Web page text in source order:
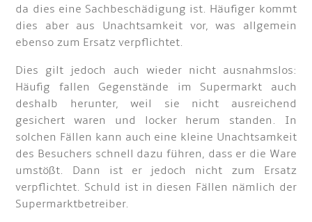
da dies eine Sachbeschädigung ist. Häufiger kommt
dies aber aus Unachtsamkeit vor, was allgemein
ebenso zum Ersatz verpflichtet.
Dies gilt jedoch auch wieder nicht ausnahmslos:
Häufig fallen Gegenstände im Supermarkt auch
deshalb herunter, weil sie nicht ausreichend
gesichert waren und locker herum standen. In
solchen Fällen kann auch eine kleine Unachtsamkeit
des Besuchers schnell dazu führen, dass er die Ware
umstößt. Dann ist er jedoch nicht zum Ersatz
verpflichtet. Schuld ist in diesen Fällen nämlich der
Supermarktbetreiber.